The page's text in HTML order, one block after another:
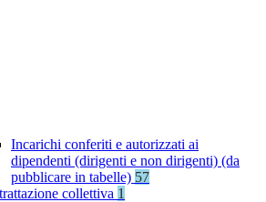
Incarichi conferiti e autorizzati ai
dipendenti (dirigenti e non dirigenti) (da
pubblicare in tabelle) 57
collettiva 1